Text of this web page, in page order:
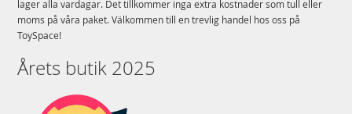
lager alla vardagar. Det tillkommer inga extra kostnader som tull eller
moms på våra paket. Välkommen till en trevlig handel hos oss på
ToySpace!
Årets butik 2025